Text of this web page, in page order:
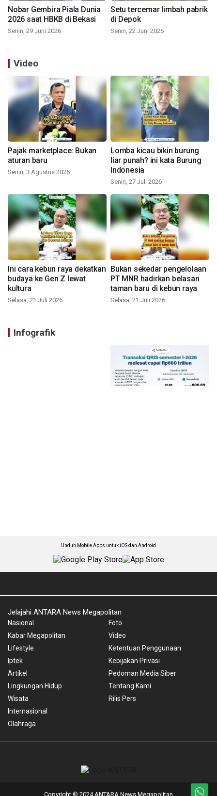
Nobar Gembira Piala Dunia
2026 saat HBKB di Bekasi
Senin, 29 Juni 2026
Setu tercemar limbah pabrik
di Depok
Senin, 22 Juni 2026
Video
Pajak marketplace: Bukan
aturan baru
Senin, 3 Agustus 2026
Lomba kicau bikin burung
liar punah? ini kata Burung
Indonesia
Senin, 27 Juli 2026
Ini cara kebun raya dekatkan
budaya ke Gen Z lewat
kultura
Selasa, 21 Juli 2026
Bukan sekedar pengelolaan
PT MNR hadirkan belasan
taman baru di kebun raya
Selasa, 21 Juli 2026
Infografik
Unduh Mobile Apps untuk iOS dan Android
Jelajahi ANTARA News Megapolitan
Nasional
Kabar Megapolitan
Lifestyle
Iptek
Artikel
Lingkungan Hidup
Wisata
Internasional
Olahraga
Foto
Video
Ketentuan Penggunaan
Kebijakan Privasi
Pedoman Media Siber
Tentang Kami
Rilis Pers
Copyright © 2024 ANTARA News Megapolitan